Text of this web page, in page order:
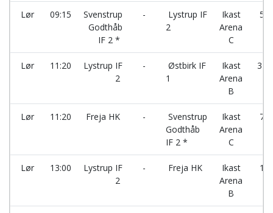
Lør 09:15
Svenstrup
Godthåb
IF 2 *
-
Lystrup IF
2
Ikast
Arena
C
5
Lør 11:20
Lystrup IF
2
-
Østbirk IF
1
Ikast
Arena
B
3 -
Lør 11:20 Freja HK -
Svenstrup
Godthåb
IF 2 *
Ikast
Arena
C
7
Lør 13:00
Lystrup IF
2
- Freja HK
Ikast
Arena
B
1